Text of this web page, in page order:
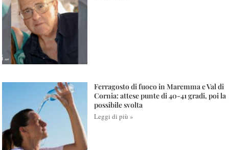
Ferragosto di fuoco in Maremma e Val di
Cornia: attese punte di 40-41 gradi, poi la
possibile svolta
Leggi di più »